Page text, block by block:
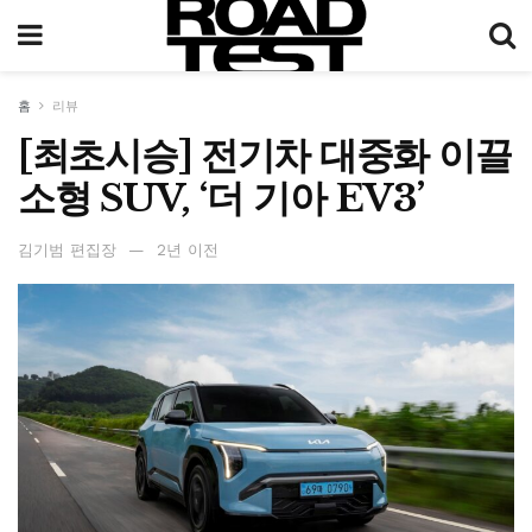
홈 리뷰
[최초시승] 전기차 대중화 이끌
소형 SUV, ‘더 기아 EV3’
김기범 편집장 2년 이전